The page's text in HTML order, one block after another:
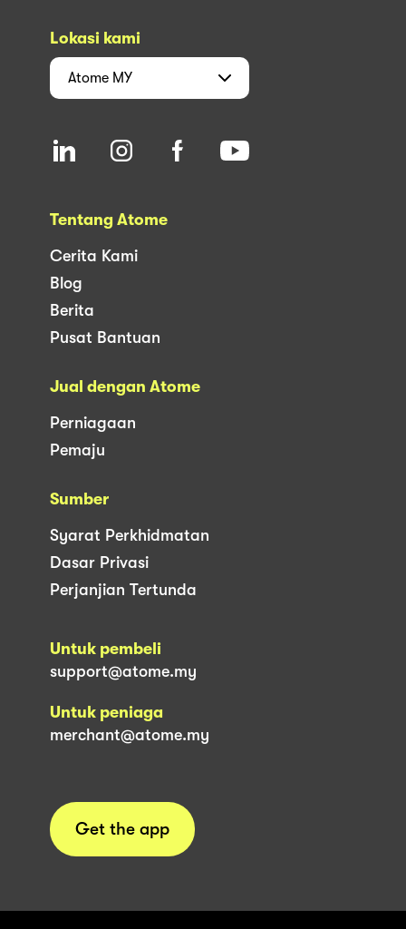
Lokasi kami
Atome MY
Tentang Atome
Cerita Kami
Blog
Berita
Pusat Bantuan
Jual dengan Atome
Perniagaan
Pemaju
Sumber
Syarat Perkhidmatan
Dasar Privasi
Perjanjian Tertunda
Untuk pembeli
support@atome.my
Untuk peniaga
merchant@atome.my
Get the app